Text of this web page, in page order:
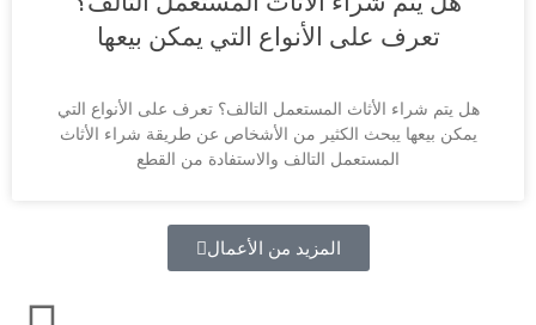
تعرف على الأنواع التي يمكن بيعها
هل يتم شراء الأثاث المستعمل التالف؟ تعرف على الأنواع التي
يمكن بيعها يبحث الكثير من الأشخاص عن طريقة شراء الأثاث
المستعمل التالف والاستفادة من القطع
المزيد من الأعمال